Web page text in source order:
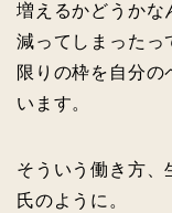
増えるかどうかな
減ってしまったっ
限りの枠を自分の
います。
そういう働き方、
氏のように。